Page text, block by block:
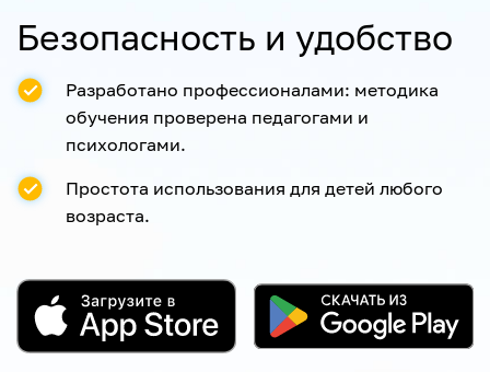
Безопасность и удобство
Разработано профессионалами: методика
обучения проверена педагогами и
психологами.
Простота использования для детей любого
возраста.